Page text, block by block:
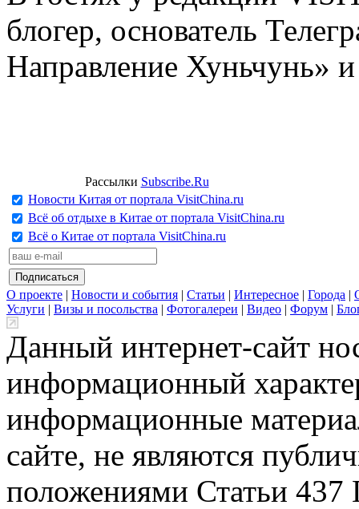
блогер, основатель
Направление Хуньчунь»
Рассылки Subscribe.Ru
Новости Китая от портала VisitChina.ru
Всё об отдыхе в Китае от портала VisitChina.ru
Всё о Китае от портала VisitChina.ru
О проекте | Новости и события | Статьи | Интересное | Города |
Услуги | Визы и посольства | Фотогалереи | Видео | Форум |
Данный интернет-сайт
информационный
информационные
сайте, не являются
положениями Статьи 437